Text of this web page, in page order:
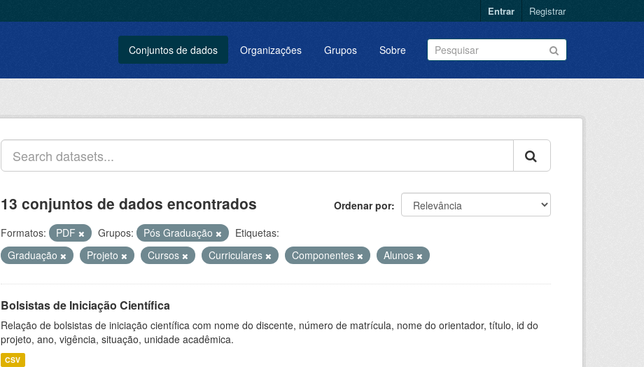
Entrar Registrar
Conjuntos de dados Organizações Grupos Sobre
Ordenar por
13 conjuntos de dados encontrados
Formatos: PDF Grupos: Pós Graduação
Etiquetas:
Graduação
Projeto Cursos Curriculares Componentes Alunos
Bolsistas de Iniciação Científica
Relação de bolsistas de iniciação científica com nome do discente, número de matrícula, nome do orientador, título, id do
projeto, ano, vigência, situação, unidade acadêmica.
CSV